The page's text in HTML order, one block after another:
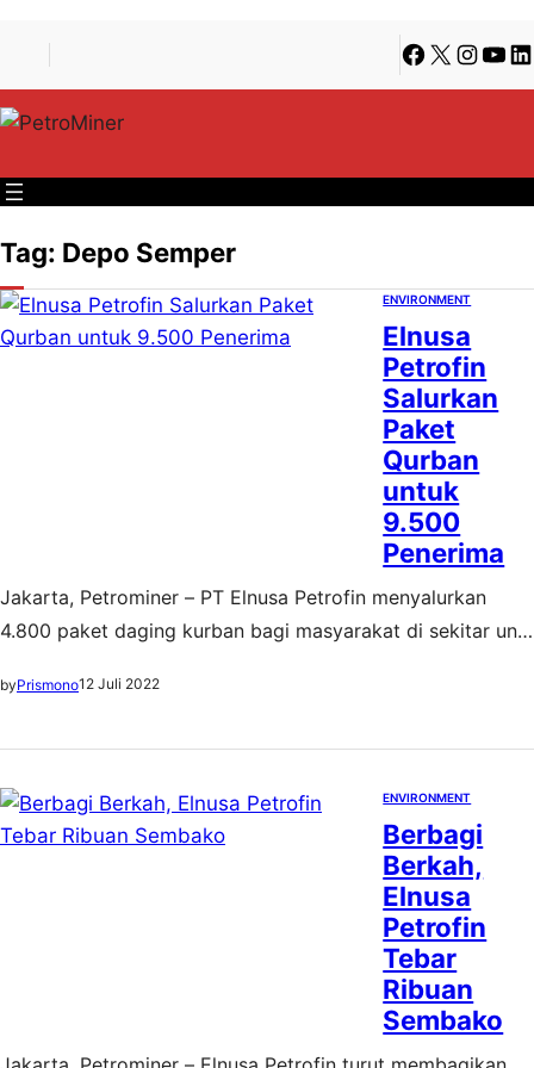
Facebook
X
Tag: Depo Semper
ENVIRONMENT
Elnusa
Petrofin
Salurkan
Paket
Qurban
untuk
9.500
Penerima
Jakarta, Petrominer – PT Elnusa Petrofin menyalurkan
4.800 paket daging kurban bagi masyarakat di sekitar unit
hingga ke pelosok. Pelaksanaan kegiatan Corporate Social
dilaksanakan di Depo Semper, Jakarta, Selasa (12/7).
Dihadiri langsung oleh…
byPrismono12 Juli 2022
ENVIRONMENT
Berbagi
Berkah,
Elnusa
Petrofin
Tebar
Ribuan
Sembako